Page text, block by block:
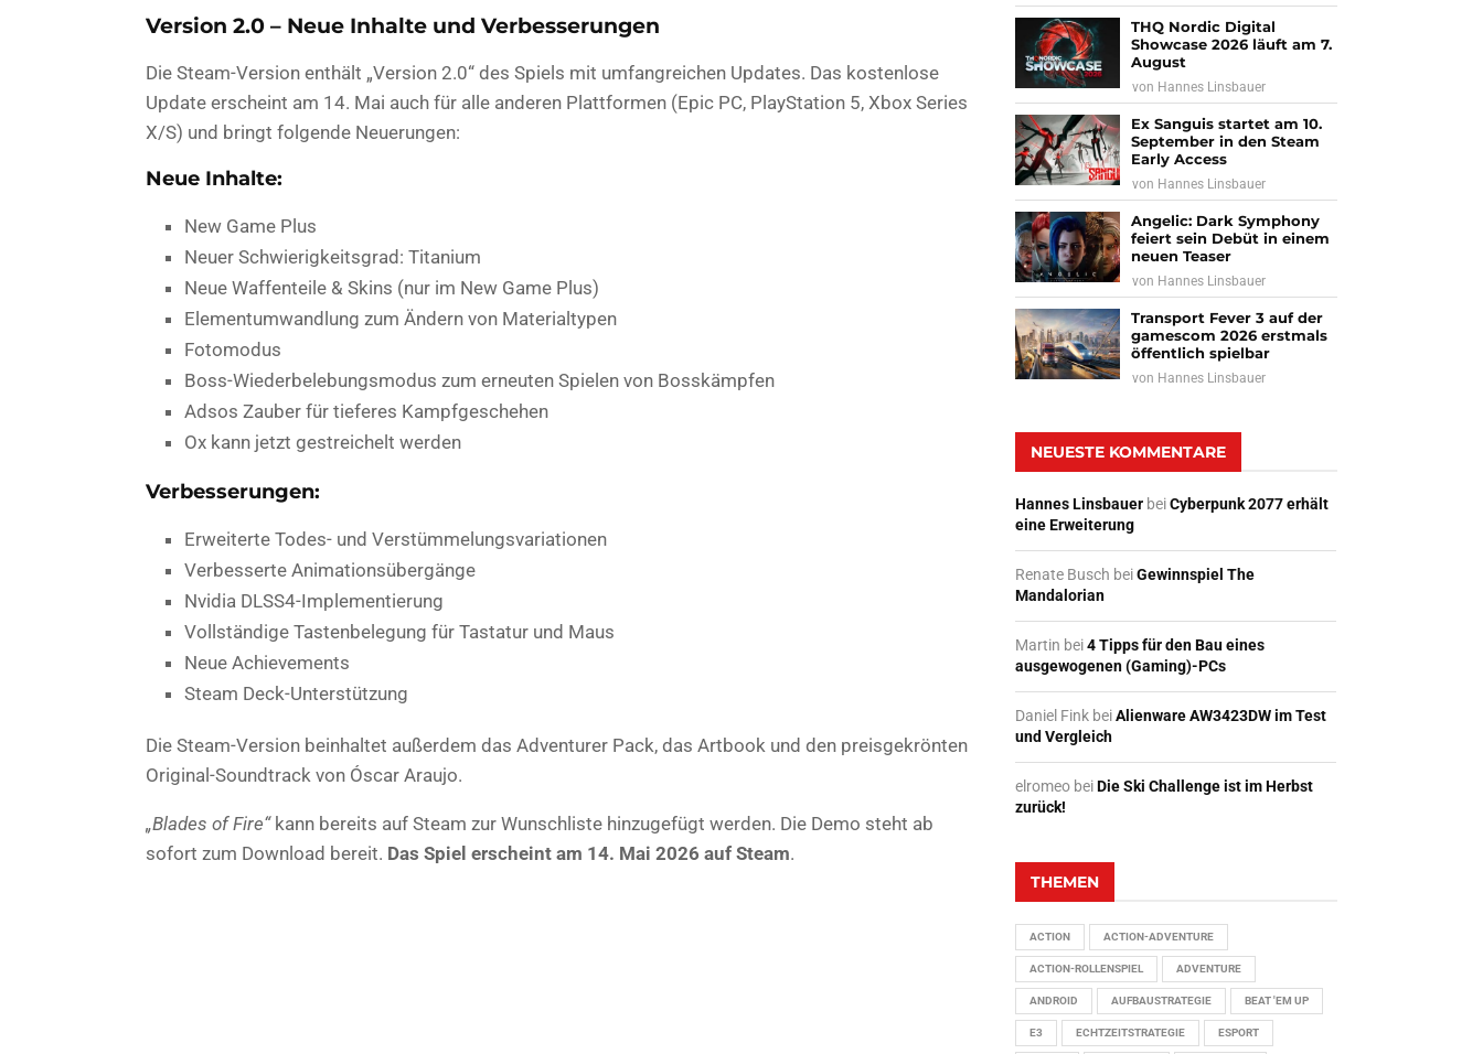
Version 2.0 – Neue Inhalte und Verbesserungen
Die Steam-Version enthält „Version 2.0“ des Spiels mit umfangreichen Updates. Das kostenlose
Update erscheint am 14. Mai auch für alle anderen Plattformen (Epic PC, PlayStation 5, Xbox Series
X/S) und bringt folgende Neuerungen:
Neue Inhalte:
New Game Plus
Neuer Schwierigkeitsgrad: Titanium
Neue Waffenteile & Skins (nur im New Game Plus)
Elementumwandlung zum Ändern von Materialtypen
Fotomodus
Boss-Wiederbelebungsmodus zum erneuten Spielen von Bosskämpfen
Adsos Zauber für tieferes Kampfgeschehen
Ox kann jetzt gestreichelt werden
Verbesserungen:
Erweiterte Todes- und Verstümmelungsvariationen
Verbesserte Animationsübergänge
Nvidia DLSS4-Implementierung
Vollständige Tastenbelegung für Tastatur und Maus
Neue Achievements
Steam Deck-Unterstützung
Die Steam-Version beinhaltet außerdem das Adventurer Pack, das Artbook und den preisgekrönten
Original-Soundtrack von Óscar Araujo.
„Blades of Fire“kann bereits auf Steam zur Wunschliste hinzugefügt werden. Die Demo steht ab
sofort zum Download bereit. Das Spiel erscheint am 14. Mai 2026 auf Steam.
THQ Nordic Digital
Showcase 2026 läuft am 7.
August
von Hannes Linsbauer
Ex Sanguis startet am 10.
September in den Steam
Early Access
von Hannes Linsbauer
Angelic: Dark Symphony
feiert sein Debüt in einem
neuen Teaser
von Hannes Linsbauer
Transport Fever 3 auf der
gamescom 2026 erstmals
öffentlich spielbar
von Hannes Linsbauer
NEUESTE KOMMENTARE
Hannes Linsbauer beiCyberpunk 2077 erhält
eine Erweiterung
Renate Busch beiGewinnspiel The
Mandalorian
Martin bei4 Tipps für den Bau eines
ausgewogenen (Gaming)-PCs
Daniel Fink beiAlienware AW3423DW im Test
und Vergleich
elromeo beiDie Ski Challenge ist im Herbst
zurück!
THEMEN
ACTION ACTION-ADVENTURE
ACTION-ROLLENSPIEL ADVENTURE
ANDROID AUFBAUSTRATEGIE BEAT 'EM UP
E3 ECHTZEITSTRATEGIE ESPORT